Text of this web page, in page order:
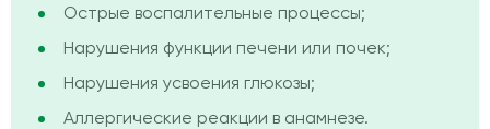
Острые воспалительные процессы;
Нарушения функции печени или почек;
Нарушения усвоения глюкозы;
Аллергические реакции в анамнезе.